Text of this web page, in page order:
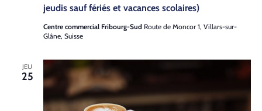
jeudis sauf fériés et vacances scolaires)
Centre commercial Fribourg-Sud Route de Moncor 1, Villars-sur-
Glâne, Suisse
JEU
25